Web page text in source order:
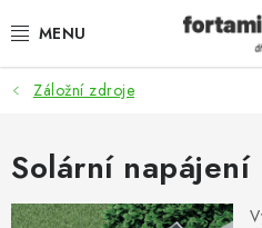
na
SADY - ZVÝHODNĚNÉ
POHONY
SAMONOSNÉ BRÁNY
Záložní zdroje
Solární napájení